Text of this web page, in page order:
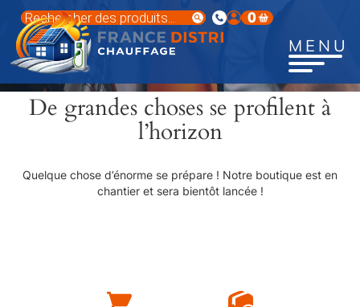
contenu
principal
Recherche
de
produits
0
MENU
De grandes choses se profilent à
l’horizon
Quelque chose d’énorme se prépare ! Notre boutique est en
chantier et sera bientôt lancée !